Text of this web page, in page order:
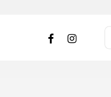
facebookinstagram